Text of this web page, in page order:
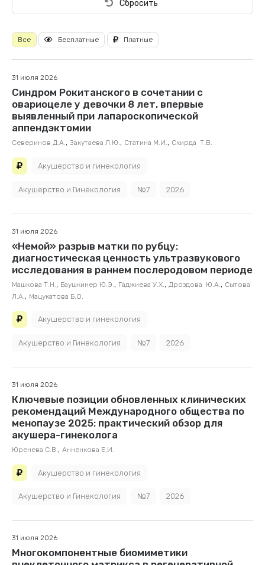
Сбросить
Все Бесплатные Платные
31 июля 2026
Синдром Рокитанского в сочетании с
овариоцеле у девочки 8 лет, впервые
выявленный при лапароскопической
аппендэктомии
Северинов Д.А., Закутаева Л.Ю., Статина М.И., Скирда Т.В.
Акушерство и гинекология
Акушерство и Гинекология №7 2026
31 июля 2026
«Немой» разрыв матки по рубцу:
диагностическая ценность ультразвукового
исследования в раннем послеродовом периоде
Машкова Т.Н. , Баушкинер Ю.Э. , Гаджиева У.Х. , Дроздова Ю.А. , Сытова
Л.А. , Мацукатова Б.О.
Акушерство и гинекология
Акушерство и Гинекология №7 2026
31 июля 2026
Ключевые позиции обновленных клинических
рекомендаций Международного общества по
менопаузе 2025: практический обзор для
акушера-гинеколога
Юренева С.В., Анненкова Е.И.
Акушерство и гинекология
Акушерство и Гинекология №7 2026
31 июля 2026
Многокомпонентные биомиметики